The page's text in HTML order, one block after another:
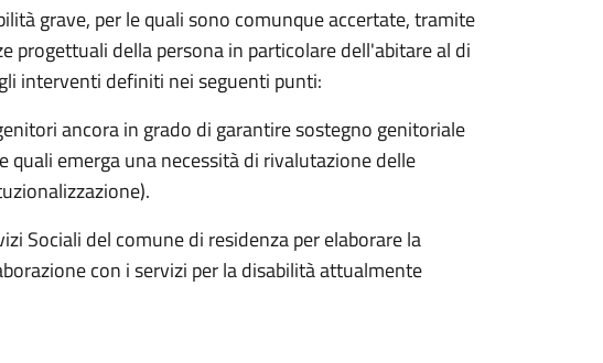
grave, per le quali sono comunque accertate, tramite
progettuali della persona in particolare dell'abitare al di
interventi definiti nei seguenti punti:
ancora in grado di garantire sostegno genitoriale
emerga una necessità di rivalutazione delle
Sociali del comune di residenza per elaborare la
con i servizi per la disabilità attualmente